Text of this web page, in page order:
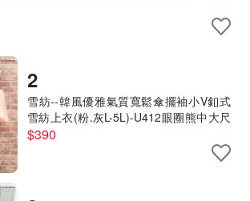
中大尺碼
2
雪紡--韓風優雅氣質寬鬆傘擺袖小V釦式
雪紡上衣(粉.灰L-5L)-U412眼圈熊中大尺
碼
$390